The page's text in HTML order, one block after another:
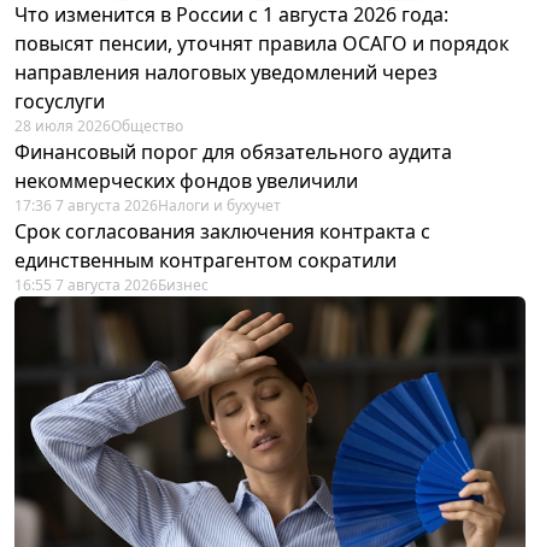
Что изменится в России с 1 августа 2026 года:
повысят пенсии, уточнят правила ОСАГО и порядок
направления налоговых уведомлений через
госуслуги
28 июля 2026Общество
Финансовый порог для обязательного аудита
некоммерческих фондов увеличили
17:36 7 августа 2026Налоги и бухучет
Срок согласования заключения контракта с
единственным контрагентом сократили
16:55 7 августа 2026Бизнес